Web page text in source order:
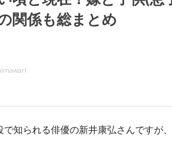
関係も総まとめ
で知られる俳優の新井康弘さんですが